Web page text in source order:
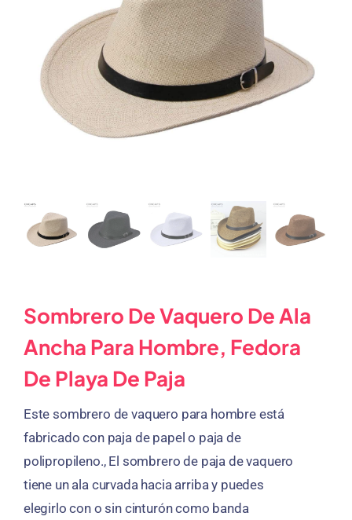
Sombrero De Vaquero De Ala
Ancha Para Hombre, Fedora
De Playa De Paja
Este sombrero de vaquero para hombre está
fabricado con paja de papel o paja de
polipropileno., El sombrero de paja de vaquero
tiene un ala curvada hacia arriba y puedes
elegirlo con o sin cinturón como banda